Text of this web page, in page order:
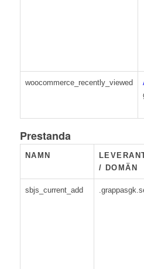
woocommerce_recently_viewed
Prestanda
NAMN
/ DOMÄN
sbjs_current_add